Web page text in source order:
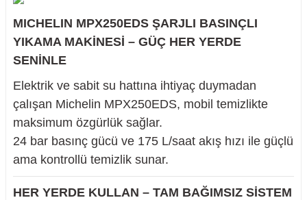
MICHELIN MPX250EDS ŞARJLI BASINÇLI
YIKAMA MAKİNESİ – GÜÇ HER YERDE
SENİNLE
Elektrik ve sabit su hattına ihtiyaç duymadan
çalışan Michelin MPX250EDS, mobil temizlikte
maksimum özgürlük sağlar.
24 bar basınç gücü ve 175 L/saat akış hızı ile güçlü
ama kontrollü temizlik sunar.
HER YERDE KULLAN – TAM BAĞIMSIZ SİSTEM